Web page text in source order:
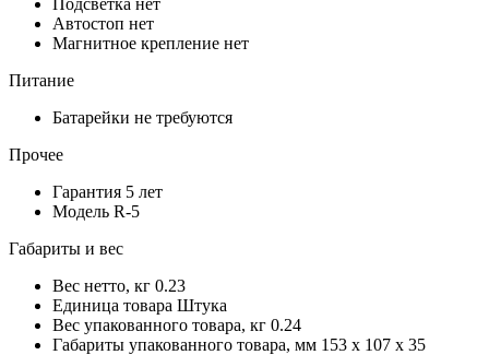
Автостоп нет
Магнитное крепление нет
Питание
Батарейки не требуются
Прочее
Гарантия 5 лет
Модель R-5
Габариты и вес
Вес нетто, кг 0.23
Единица товара Штука
Вес упакованного товара, кг 0.24
Габариты упакованного товара, мм 153 x 107 x 35